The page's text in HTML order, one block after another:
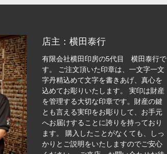
店主：横田泰行
有限会社横田印房の5代目 横田泰行で
す。 ご注文頂いた印章は、一文字一文
字丹精込めて文字を書きあげ、真心を
込めてお彫りいたします。 実印は財産
を管理する大切な印章です。財産の鍵
とも言える実印をお彫りして、お手元
へお届けすることに誇りを持っており
ます。 購入したことがなくても、しっ
かりとご説明をいたしますのでご安心